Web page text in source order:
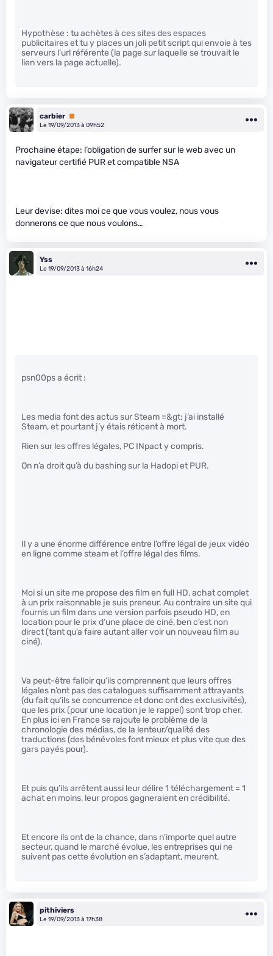
Hypothèse : tu achètes à ces sites des espaces
publicitaires et tu y places un joli petit script qui envoie à tes
serveurs l’url référente (la page sur laquelle se trouvait le
lien vers la page actuelle).
carbier Premium
Le 19/09/2013 à 09h52
Prochaine étape: l’obligation de surfer sur le web avec un
navigateur certifié PUR et compatible NSA
Leur devise: dites moi ce que vous voulez, nous vous
donnerons ce que nous voulons…
Yss
Le 19/09/2013 à 16h24
psn00ps a écrit :
Les media font des actus sur Steam =&gt; j’ai installé
Steam, et pourtant j’y étais réticent à mort.
Rien sur les offres légales, PC INpact y compris.
On n’a droit qu’à du bashing sur la Hadopi et PUR.
Il y a une énorme différence entre l’offre légal de jeux vidéo
en ligne comme steam et l’offre légal des films.
Moi si un site me propose des film en full HD, achat complet
à un prix raisonnable je suis preneur. Au contraire un site qui
fournis un film dans une version parfois pseudo HD, en
location pour le prix d’une place de ciné, ben c’est non
direct (tant qu’a faire autant aller voir un nouveau film au
ciné).
Va peut-être falloir qu’ils comprennent que leurs offres
légales n’ont pas des catalogues suffisamment attrayants
(du fait qu’ils se concurrence et donc ont des exclusivités),
que les prix (pour une location je le rappel) sont trop cher.
En plus ici en France se rajoute le problème de la
chronologie des médias, de la lenteur/qualité des
traductions (des bénévoles font mieux et plus vite que des
gars payés pour).
Et puis qu’ils arrêtent aussi leur délire 1 téléchargement = 1
achat en moins, leur propos gagneraient en crédibilité.
Et encore ils ont de la chance, dans n’importe quel autre
secteur, quand le marché évolue, les entreprises qui ne
suivent pas cette évolution en s’adaptant, meurent.
pithiviers
Le 19/09/2013 à 17h38